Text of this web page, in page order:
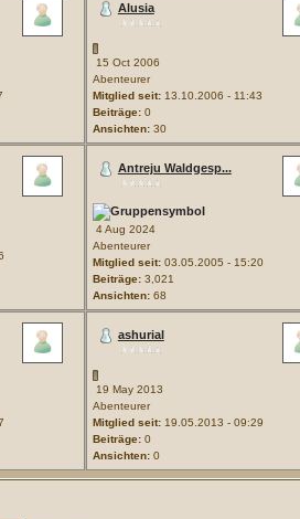
Alusia
15 Oct 2006
Abenteurer
Mitglied seit:13.10.2006 - 11:43
Beiträge:0
Ansichten:30
Antreju Waldgesp...
4 Aug 2024
Abenteurer
Mitglied seit:03.05.2005 - 15:20
Beiträge:3,021
Ansichten:68
ashurial
19 May 2013
Abenteurer
Mitglied seit:19.05.2013 - 09:29
Beiträge:0
Ansichten:0